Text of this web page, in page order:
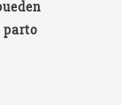
parto